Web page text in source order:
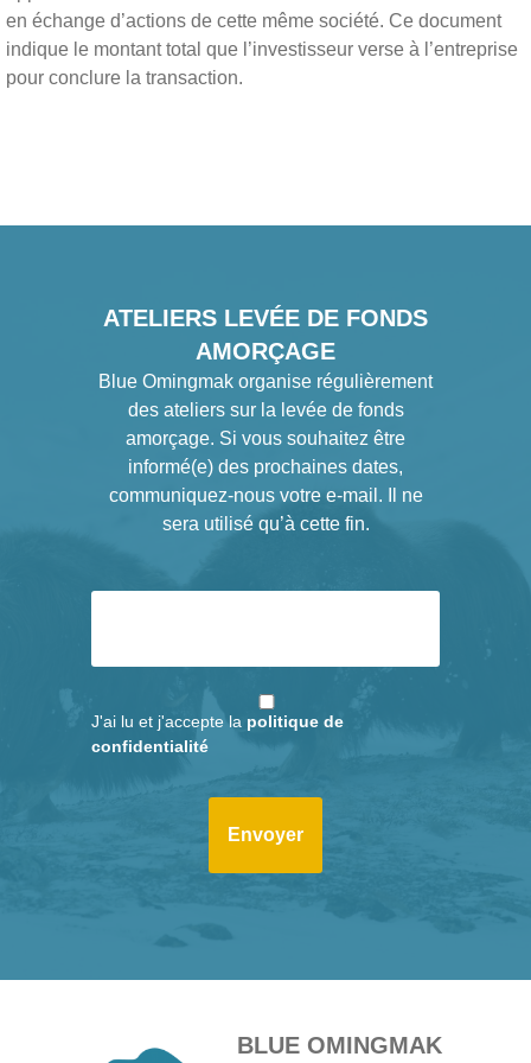
en échange d’actions de cette même société. Ce document
indique le montant total que l’investisseur verse à l’entreprise
pour conclure la transaction.
ATELIERS LEVÉE DE FONDS
AMORÇAGE
Blue Omingmak organise régulièrement
des ateliers sur la levée de fonds
amorçage. Si vous souhaitez être
informé(e) des prochaines dates,
communiquez-nous votre e-mail. Il ne
sera utilisé qu’à cette fin.
J'ai lu et j'accepte la politique de
confidentialité
BLUE OMINGMAK